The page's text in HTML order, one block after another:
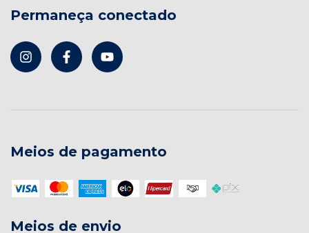
Permaneça conectado
Meios de pagamento
Meios de envio